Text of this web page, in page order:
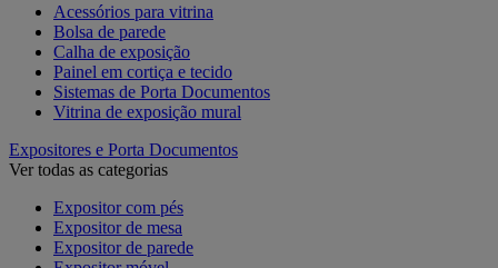
Acessórios para vitrina
Bolsa de parede
Calha de exposição
Painel em cortiça e tecido
Sistemas de Porta Documentos
Vitrina de exposição mural
Expositores e Porta Documentos
Ver todas as categorias
Expositor com pés
Expositor de mesa
Expositor de parede